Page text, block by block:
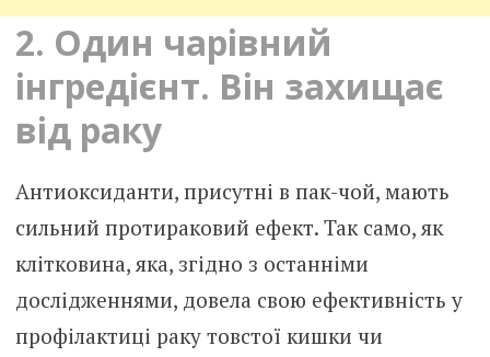
2. Один чарівний
інгредієнт. Він захищає
від раку
Антиоксиданти, присутні в пак-чой, мають
сильний протираковий ефект. Так само, як
клітковина, яка, згідно з останніми
дослідженнями, довела свою ефективність у
профілактиці раку товстої кишки чи